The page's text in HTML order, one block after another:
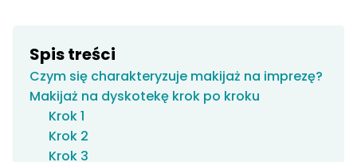
Spis treści
Czym się charakteryzuje makijaż na imprezę?
Makijaż na dyskotekę krok po kroku
Krok 1
Krok 2
Krok 3